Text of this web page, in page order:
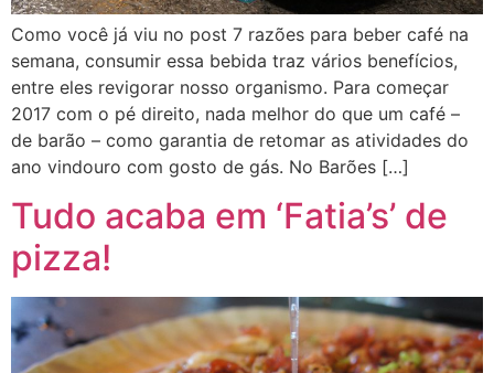
Como você já viu no post 7 razões para beber café na
semana, consumir essa bebida traz vários benefícios,
entre eles revigorar nosso organismo. Para começar
2017 com o pé direito, nada melhor do que um café –
de barão – como garantia de retomar as atividades do
ano vindouro com gosto de gás. No Barões […]
Tudo acaba em ‘Fatia’s’ de
pizza!